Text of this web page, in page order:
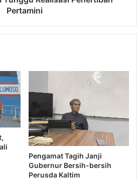
Pertamini
Pengamat Tagih Janji
Gubernur Bersih-bersih
Perusda Kaltim